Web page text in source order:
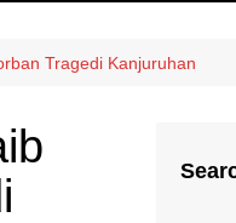
Tragedi Kanjuruhan